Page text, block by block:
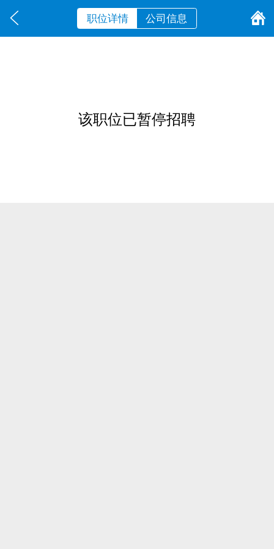
职位详情 公司信息
该职位已暂停招聘